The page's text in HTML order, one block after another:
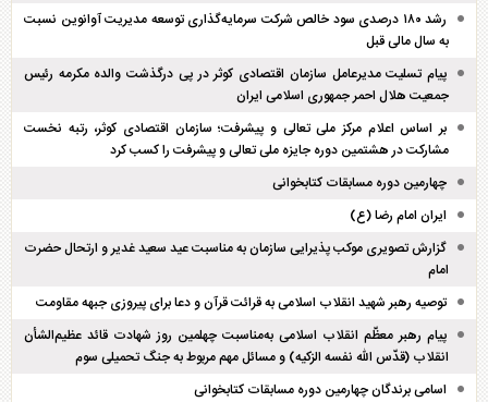
رشد ۱۸۰ درصدی سود خالص شرکت سرمایه‌گذاری توسعه مدیریت آوانوین نسبت
به سال مالی قبل
پیام تسلیت مدیرعامل سازمان اقتصادی کوثر در پی درگذشت والده مکرمه رئیس
جمعیت هلال احمر جمهوری اسلامی ایران
بر اساس اعلام مرکز ملی تعالی و پیشرفت؛ سازمان اقتصادی کوثر، رتبه نخست
مشارکت در هشتمین دوره جایزه ملی تعالی و پیشرفت را کسب کرد
چهارمین دوره مسابقات کتابخوانی
ایران امام رضا (ع)
گزارش تصویری موکب پذیرایی سازمان به مناسبت عید سعید غدیر و ارتحال حضرت
امام
توصیه رهبر شهید انقلاب اسلامی به قرائت قرآن و دعا برای پیروزی جبهه مقاومت
پیام رهبر معظّم انقلاب اسلامی به‌مناسبت چهلمین روز شهادت قائد عظیم‌الشأن
انقلاب (قدّس الله نفسه الزکیه) و مسائل مهم مربوط به جنگ تحمیلی سوم
اسامی برندگان چهارمین دوره مسابقات کتابخوانی